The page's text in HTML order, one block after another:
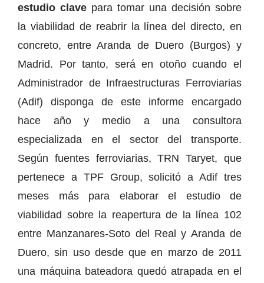
estudio clave para tomar una decisión sobre
la viabilidad de reabrir la línea del directo, en
concreto, entre Aranda de Duero (Burgos) y
Madrid. Por tanto, será en otoño cuando el
Administrador de Infraestructuras Ferroviarias
(Adif) disponga de este informe encargado
hace año y medio a una consultora
especializada en el sector del transporte.
Según fuentes ferroviarias, TRN Taryet, que
pertenece a TPF Group, solicitó a Adif tres
meses más para elaborar el estudio de
viabilidad sobre la reapertura de la línea 102
entre Manzanares-Soto del Real y Aranda de
Duero, sin uso desde que en marzo de 2011
una máquina bateadora quedó atrapada en el